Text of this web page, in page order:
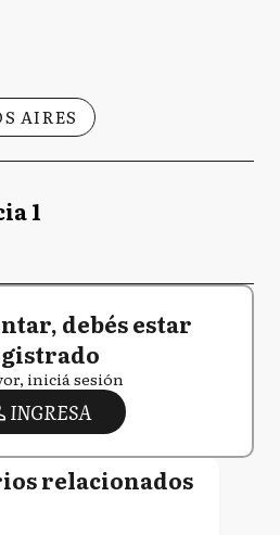
AIRES
1
debés estar
iniciá sesión
INGRESA
relacionados